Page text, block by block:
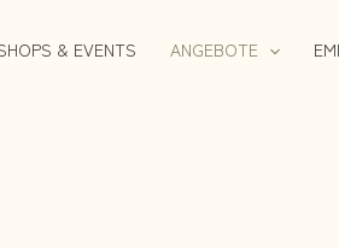
& EVENTS ANGEBOTE